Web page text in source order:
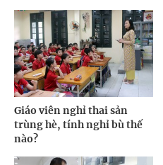
Giáo viên nghỉ thai sản
trùng hè, tính nghỉ bù thế
nào?